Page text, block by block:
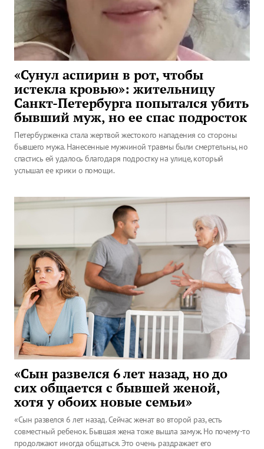
«Сунул аспирин в рот, чтобы
истекла кровью»: жительницу
Санкт-Петербурга попытался убить
бывший муж, но ее спас подросток
Петербурженка стала жертвой жестокого нападения со стороны
бывшего мужа. Нанесенные мужчиной травмы были смертельны, но
спастись ей удалось благодаря подростку на улице, который
услышал ее крики о помощи.
«Сын развелся 6 лет назад, но до
сих общается с бывшей женой,
хотя у обоих новые семьи»
«Сын развелся 6 лет назад. Сейчас женат во второй раз, есть
совместный ребенок. Бывшая жена тоже вышла замуж. Но почему-то
продолжают иногда общаться. Это очень раздражает его